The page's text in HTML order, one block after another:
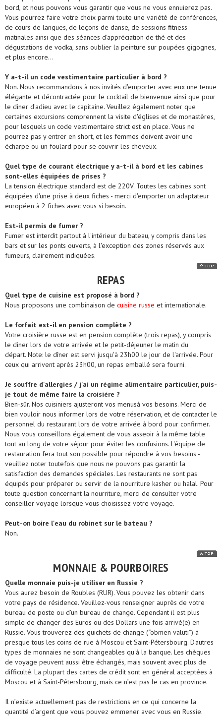
bord, et nous pouvons vous garantir que vous ne vous ennuierez pas.
Vous pourrez faire votre choix parmi toute une variété de conférences,
de cours de langues, de leçons de danse, de sessions fitness
matinales ainsi que des séances d'appréciation de thé et des
dégustations de vodka, sans oublier la peinture sur poupées gigognes,
et plus encore…
Y a-t-il un code vestimentaire particulier à bord ?
Non. Nous recommandons à nos invités d'emporter avec eux une tenue
élégante et décontractée pour le cocktail de bienvenue ainsi que pour
le diner d'adieu avec le capitaine. Veuillez également noter que
certaines excursions comprennent la visite d'églises et de monastères,
pour lesquels un code vestimentaire strict est en place. Vous ne
pourrez pas y entrer en short, et les femmes doivent avoir une
écharpe ou un foulard pour se couvrir les cheveux.
Quel type de courant électrique y a-t-il à bord et les cabines
sont-elles équipées de prises ?
La tension électrique standard est de 220V. Toutes les cabines sont
équipées d'une prise à deux fiches - merci d'emporter un adaptateur
européen à 2 fiches avec vous si besoin.
Est-il permis de fumer ?
Fumer est interdit partout à l'intérieur du bateau, y compris dans les
bars et sur les ponts ouverts, à l'exception des zones réservés aux
fumeurs, clairement indiquées.
REPAS
Quel type de cuisine est proposé à bord ?
Nous proposons une combinaison de cuisine russe et internationale.
Le forfait est-il en pension complète ?
Votre croisière russe est en pension complète (trois repas), y compris
le diner lors de votre arrivée et le petit-déjeuner le matin du
départ. Note: le dîner est servi jusqu'à 23h00 le jour de l'arrivée. Pour
ceux qui arrivent après 23h00, un repas emballé sera fourni.
Je souffre d'allergies / j'ai un régime alimentaire particulier, puis-
je tout de même faire la croisière ?
Bien-sûr. Nos cuisiniers ajusteront vos menusà vos besoins. Merci de
bien vouloir nous informer lors de votre réservation, et de contacter le
personnel du restaurant lors de votre arrivée à bord pour confirmer.
Nous vous conseillons également de vous asseoir à la même table
tout au long de votre séjour pour éviter les confusions. L'équipe de
restauration fera tout son possible pour répondre à vos besoins -
veuillez noter toutefois que nous ne pouvons pas garantir la
satisfaction des demandes spéciales. Les restaurants ne sont pas
équipés pour préparer ou servir de la nourriture kasher ou halal. Pour
toute question concernant la nourriture, merci de consulter votre
conseiller voyage lorsque vous choisissez votre voyage.
Peut-on boire l'eau du robinet sur le bateau ?
Non.
MONNAIE & POURBOIRES
Quelle monnaie puis-je utiliser en Russie ?
Vous aurez besoin de Roubles (RUR). Vous pouvez les obtenir dans
votre pays de résidence. Veuillez-vous renseigner auprès de votre
bureau de poste ou d’un bureau de change. Cependant il est plus
simple de changer des Euros ou des Dollars une fois arrivé(e) en
Russie. Vous trouverez des guichets de change (“obmen valuti”) à
presque tous les coins de rue à Moscou et Saint-Pétersbourg. D'autres
types de monnaies ne sont changeables qu'à la banque. Les chèques
de voyage peuvent aussi être échangés, mais souvent avec plus de
difficulté. La plupart des cartes de crédit sont en général acceptées à
Moscou et à Saint-Pétersbourg, mais ce n’est pas le cas en province.
Il n’existe actuellement pas de restrictions en ce qui concerne la
quantité d’argent que vous pouvez emmener avec vous en Russie.